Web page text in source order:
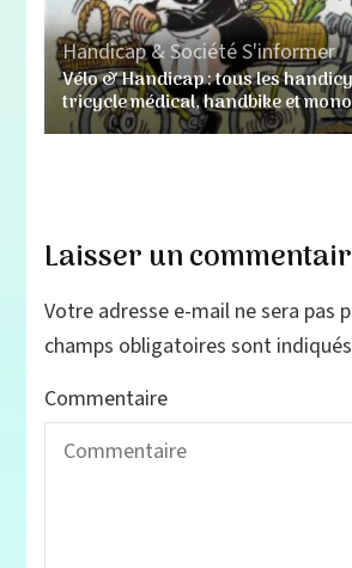
Handicap & SociétéS'informer
Vélo & Handicap : tous les
tricycle médical, handbike et
Laisser un
Votre adresse e-mail ne sera pas
champs obligatoires sont
Commentaire